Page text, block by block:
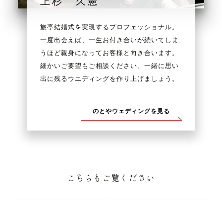
旅亭結婚式を実現するプロフェッショナル。
一度出会えば、一生お付き合いが続いてしま
うほど親身になってお客様と向き合います。
細かいご要望もご相談ください。一緒に思い
出に残るウエディングを作り上げましょう。
のとやウェディングを見る
こちらもご覧ください